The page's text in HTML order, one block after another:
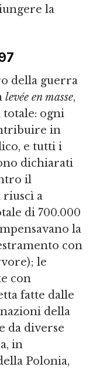
la
della guerra
levée en masse,
ogni
in
e tutti i
dichiarati
il
riuscì a
di 700.000
la
con
le
con
fatte dalle
della
da diverse
in
Polonia,